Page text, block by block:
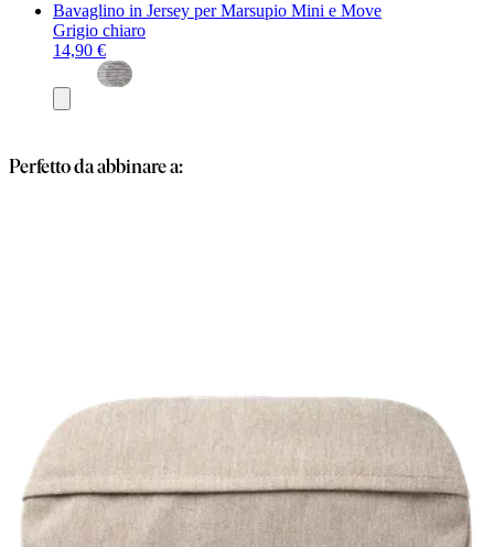
Bavaglino in Jersey per Marsupio Mini e Move
Grigio chiaro
14,90 €
al
Perfetto da abbinare a: